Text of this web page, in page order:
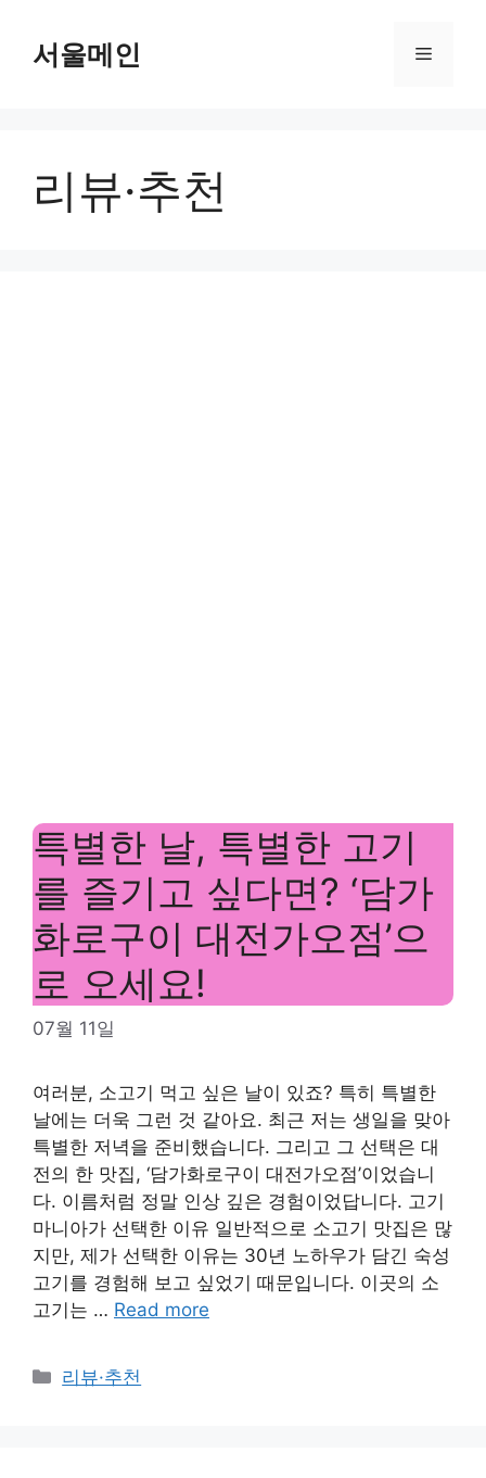
content서울메인 Menu
리뷰·추천
특별한 날, 특별한 고기
를 즐기고 싶다면? ‘담가
화로구이 대전가오점’으
로 오세요!
07월 11일
여러분, 소고기 먹고 싶은 날이 있죠? 특히 특별한
날에는 더욱 그런 것 같아요. 최근 저는 생일을 맞아
특별한 저녁을 준비했습니다. 그리고 그 선택은 대
전의 한 맛집, ‘담가화로구이 대전가오점’이었습니
다. 이름처럼 정말 인상 깊은 경험이었답니다. 고기
마니아가 선택한 이유 일반적으로 소고기 맛집은 많
지만, 제가 선택한 이유는 30년 노하우가 담긴 숙성
고기를 경험해 보고 싶었기 때문입니다. 이곳의 소
고기는 … Read more
Categories
리뷰·추천